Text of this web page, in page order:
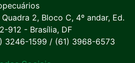
2, Bloco C, 4º andar, Ed.
912 - Brasília, DF
3246-1599 / (61) 3968-6573